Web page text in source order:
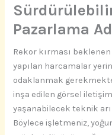
Pazarlama
Rekor kırması
yapılan harcamalar
odaklanmak
inşa edilen görsel
yaşanabilecek teknik
Böylece işletmeniz,